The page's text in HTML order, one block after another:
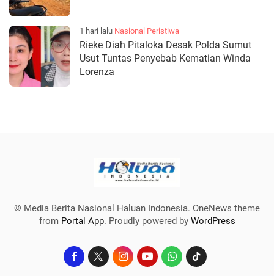
1 hari lalu Nasional Peristiwa
Rieke Diah Pitaloka Desak Polda Sumut
Usut Tuntas Penyebab Kematian Winda
Lorenza
© Media Berita Nasional Haluan Indonesia. OneNews theme
from Portal App. Proudly powered by WordPress